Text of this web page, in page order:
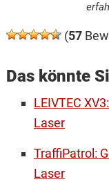
(57
Das könnte
LEIVTEC
Laser
TraffiPatrol:
Laser